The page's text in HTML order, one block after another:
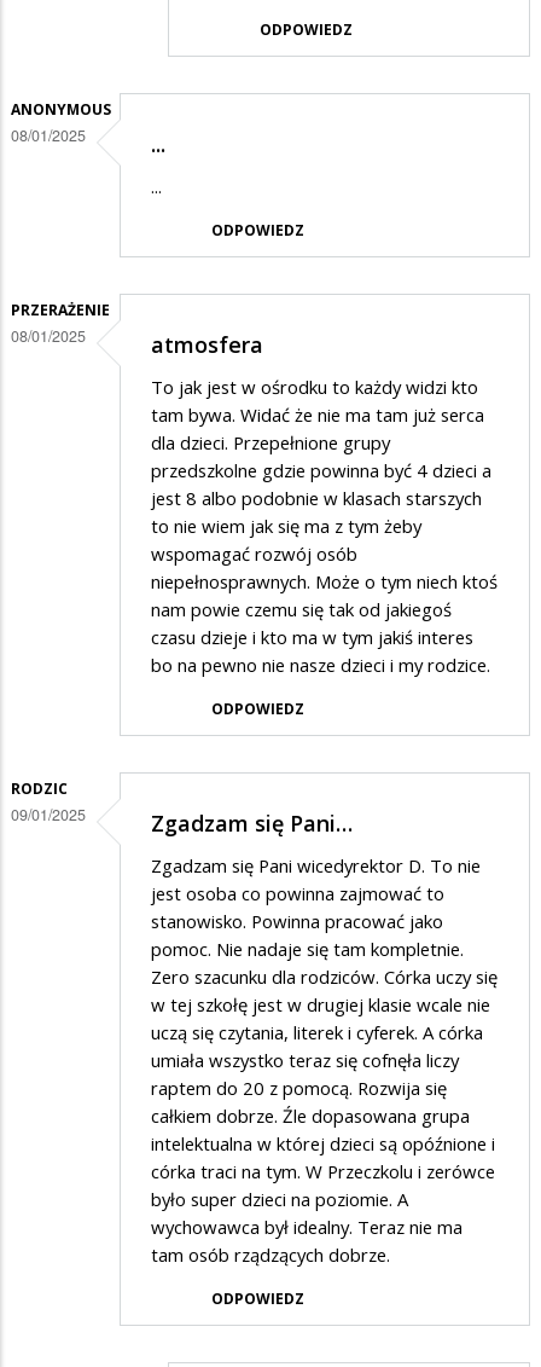
było
lepiej
ODPOWIEDZ
ANONYMOUS
08/01/2025 ...
...
ODPOWIEDZ
PRZERAŻENIE
08/01/2025 atmosfera
To jak jest w ośrodku to każdy widzi kto
tam bywa. Widać że nie ma tam już serca
dla dzieci. Przepełnione grupy
przedszkolne gdzie powinna być 4 dzieci a
jest 8 albo podobnie w klasach starszych
to nie wiem jak się ma z tym żeby
wspomagać rozwój osób
niepełnosprawnych. Może o tym niech ktoś
nam powie czemu się tak od jakiegoś
czasu dzieje i kto ma w tym jakiś interes
bo na pewno nie nasze dzieci i my rodzice.
ODPOWIEDZ
RODZIC
09/01/2025 Zgadzam się Pani…
Zgadzam się Pani wicedyrektor D. To nie
jest osoba co powinna zajmować to
stanowisko. Powinna pracować jako
pomoc. Nie nadaje się tam kompletnie.
Zero szacunku dla rodziców. Córka uczy się
w tej szkołę jest w drugiej klasie wcale nie
uczą się czytania, literek i cyferek. A córka
umiała wszystko teraz się cofnęła liczy
raptem do 20 z pomocą. Rozwija się
całkiem dobrze. Źle dopasowana grupa
intelektualna w której dzieci są opóźnione i
córka traci na tym. W Przeczkolu i zerówce
było super dzieci na poziomie. A
wychowawca był idealny. Teraz nie ma
tam osób rządzących dobrze.
ODPOWIEDZ